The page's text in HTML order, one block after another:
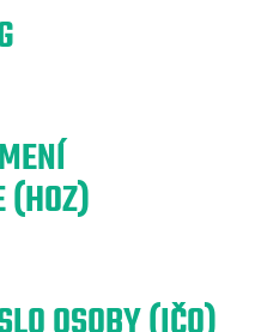
(HOZ)